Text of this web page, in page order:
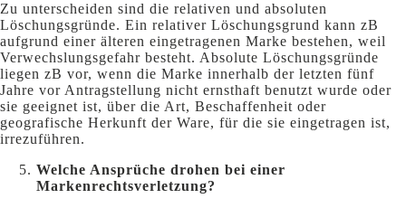
Zu unterscheiden sind die relativen und absoluten
Löschungsgründe. Ein relativer Löschungsgrund kann zB
aufgrund einer älteren eingetragenen Marke bestehen, weil
Verwechslungsgefahr besteht. Absolute Löschungsgründe
liegen zB vor, wenn die Marke innerhalb der letzten fünf
Jahre vor Antragstellung nicht ernsthaft benutzt wurde oder
sie geeignet ist, über die Art, Beschaffenheit oder
geografische Herkunft der Ware, für die sie eingetragen ist,
irrezuführen.
Welche Ansprüche drohen bei einer
Markenrechtsverletzung?